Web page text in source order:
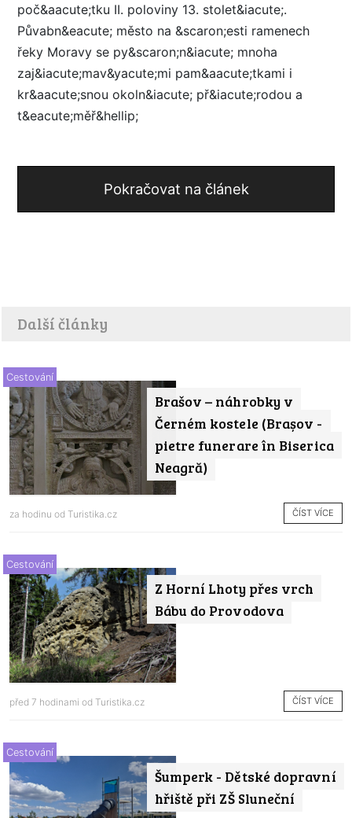
poč&aacute;tku II. poloviny 13. stolet&iacute;.
Půvabn&eacute; město na &scaron;esti ramenech
řeky Moravy se py&scaron;n&iacute; mnoha
zaj&iacute;mav&yacute;mi pam&aacute;tkami i
kr&aacute;snou okoln&iacute; př&iacute;rodou a
t&eacute;měř&hellip;
Pokračovat na článek
Další články
Brašov – náhrobky v
Černém kostele (Brașov -
pietre funerare în Biserica
Neagră)
Cestování
za hodinu od Turistika.cz ČÍST VÍCE
Z Horní Lhoty přes vrch
Bábu do Provodova
Cestování
před 7 hodinami od Turistika.cz ČÍST VÍCE
Šumperk - Dětské dopravní
hřiště při ZŠ Sluneční
Cestování